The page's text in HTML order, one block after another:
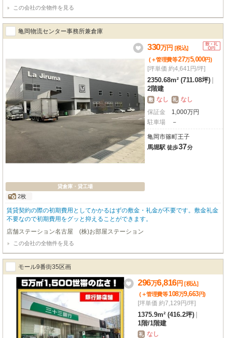
この会社の全物件を見る
亀岡物流センター事務所兼倉庫
貸倉庫・貸工場
2枚
330万円 [税込]
(＋管理費等27万5,000円)
[坪単価 約4,641円/坪]
2350.68m² (711.08坪)
2階建
敷 なし 礼 なし
保証金
1,000万円
駐車場
－
亀岡市篠町王子
馬堀駅 徒歩37分
賃貸契約の際の初期費用としてかかるはずの敷金・礼金が不要です。敷金礼金
不要なので初期費用をグッと抑えることができます。
店舗ステーション名古屋 (株)お部屋ステーション
この会社の全物件を見る
モール9番街35区画
296万6,816円 [税込]
(＋管理費等108万9,663円)
[坪単価 約7,129円/坪]
1375.9m² (416.2坪)
1階/1階建
礼 なし